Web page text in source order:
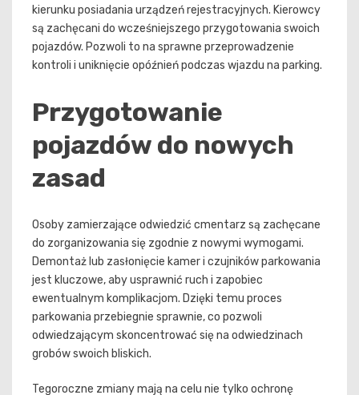
kierunku posiadania urządzeń rejestracyjnych. Kierowcy
są zachęcani do wcześniejszego przygotowania swoich
pojazdów. Pozwoli to na sprawne przeprowadzenie
kontroli i uniknięcie opóźnień podczas wjazdu na parking.
Przygotowanie
pojazdów do nowych
zasad
Osoby zamierzające odwiedzić cmentarz są zachęcane
do zorganizowania się zgodnie z nowymi wymogami.
Demontaż lub zasłonięcie kamer i czujników parkowania
jest kluczowe, aby usprawnić ruch i zapobiec
ewentualnym komplikacjom. Dzięki temu proces
parkowania przebiegnie sprawnie, co pozwoli
odwiedzającym skoncentrować się na odwiedzinach
grobów swoich bliskich.
Tegoroczne zmiany mają na celu nie tylko ochronę